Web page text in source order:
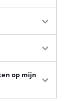
op mijn